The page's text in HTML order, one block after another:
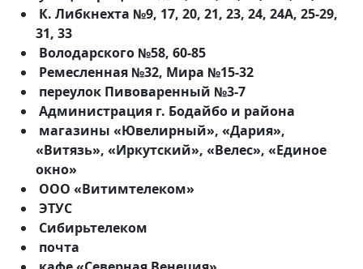
К. Либкнехта №9, 17, 20, 21, 23, 24, 24А, 25-29,
31, 33
Володарского №58, 60-85
Ремесленная №32, Мира №15-32
переулок Пивоваренный №3-7
Администрация г. Бодайбо и района
магазины «Ювелирный», «Дария»,
«Витязь», «Иркутский», «Велес», «Единое
окно»
ООО «Витимтелеком»
ЭТУС
Сибирьтелеком
почта